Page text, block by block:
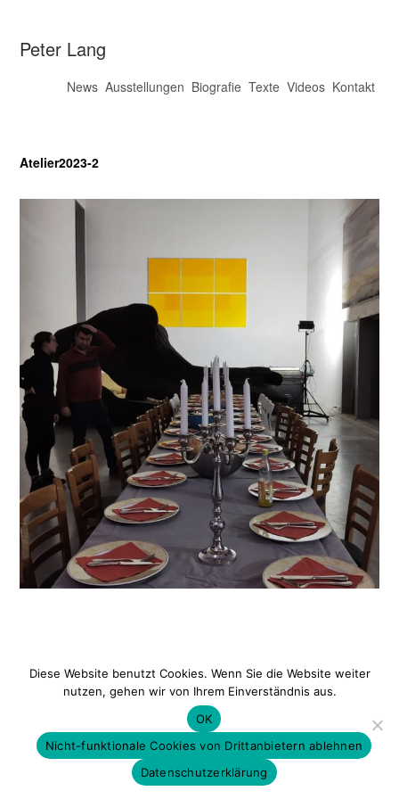
Peter Lang
News Ausstellungen Biografie Texte Videos Kontakt
Atelier2023-2
Datenschutz| Impressum
Diese Website benutzt Cookies. Wenn Sie die Website weiter
nutzen, gehen wir von Ihrem Einverständnis aus.
OK
Nicht-funktionale Cookies von Drittanbietern ablehnen
Datenschutzerklärung